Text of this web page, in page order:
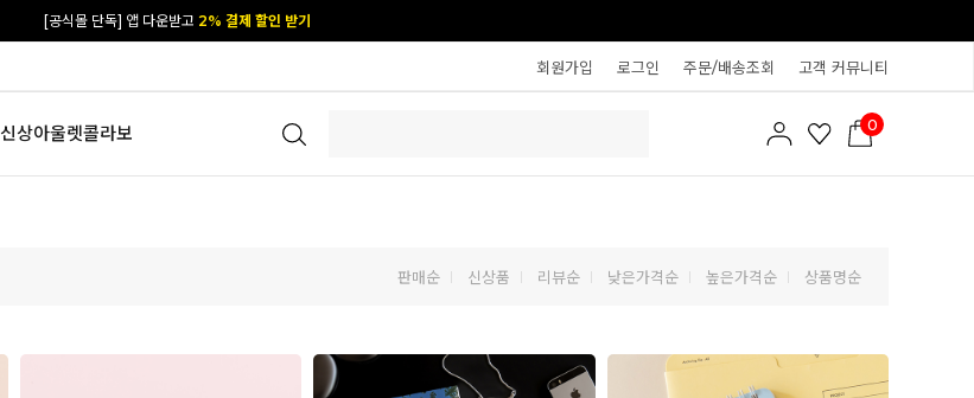
[공식몰 단독] 앱 다운받고 2% 결제 할인 받기
회원가입 로그인 주문/배송조회 고객 커뮤니티
신상아울렛콜라보 0
판매순 신상품 리뷰순 낮은가격순 높은가격순 상품명순